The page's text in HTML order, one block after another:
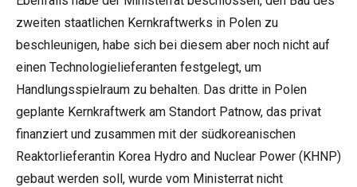
zweiten staatlichen Kernkraftwerks in Polen zu
beschleunigen, habe sich bei diesem aber noch nicht auf
einen Technologielieferanten festgelegt, um
Handlungsspielraum zu behalten. Das dritte in Polen
geplante Kernkraftwerk am Standort Patnow, das privat
finanziert und zusammen mit der südkoreanischen
Reaktorlieferantin Korea Hydro and Nuclear Power (KHNP)
gebaut werden soll, wurde vom Ministerrat nicht